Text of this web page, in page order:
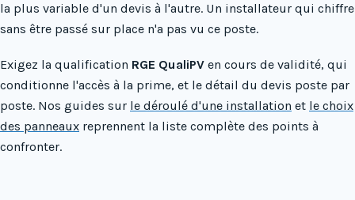
la plus variable d'un devis à l'autre. Un installateur qui chiffre
sans être passé sur place n'a pas vu ce poste.
Exigez la qualification RGE QualiPV en cours de validité, qui
conditionne l'accès à la prime, et le détail du devis poste par
poste. Nos guides sur le déroulé d'une installation et le choix
des panneaux reprennent la liste complète des points à
confronter.